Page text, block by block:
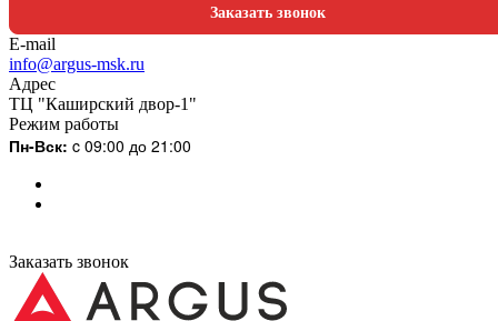
Заказать звонок
E-mail
info@argus-msk.ru
Адрес
ТЦ "Каширский двор-1"
Режим работы
Пн-Вск: c 09:00 до 21:00
Заказать звонок